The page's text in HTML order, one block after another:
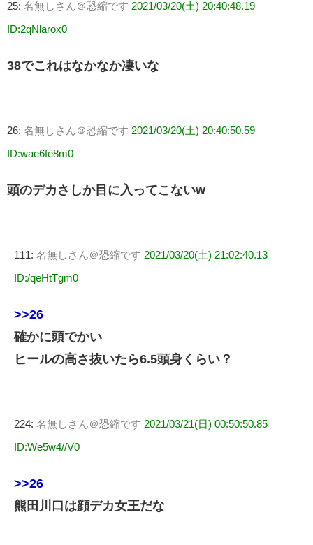
25: 名無しさん＠恐縮です 2021/03/20(土) 20:40:48.19
ID:2qNlarox0
38でこれはなかなか凄いな
26: 名無しさん＠恐縮です 2021/03/20(土) 20:40:50.59
ID:wae6fe8m0
頭のデカさしか目に入ってこないw
111: 名無しさん＠恐縮です 2021/03/20(土) 21:02:40.13
ID:/qeHtTgm0
>>26
確かに頭でかい
ヒールの高さ抜いたら6.5頭身くらい？
224: 名無しさん＠恐縮です 2021/03/21(日) 00:50:50.85
ID:We5w4//V0
>>26
熊田川口は顔デカ女王だな